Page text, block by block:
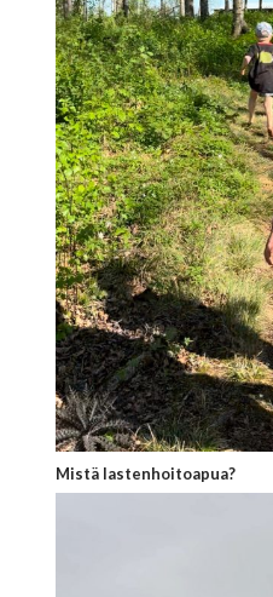
Mistä lastenhoitoapua?